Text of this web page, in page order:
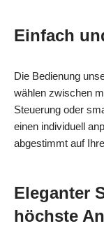
Einfach
Die Bedienung
wählen zwischen
Steuerung oder
einen individuell
abgestimmt auf
Eleganter
höchste